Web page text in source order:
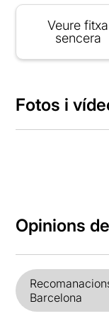
Veure fitxa
sencera
Fotos i
Opinions
Barcelona